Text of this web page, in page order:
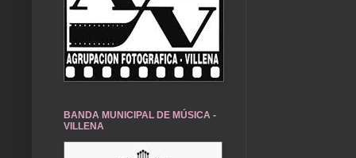
BANDA MUNICIPAL DE MÚSICA -
VILLENA